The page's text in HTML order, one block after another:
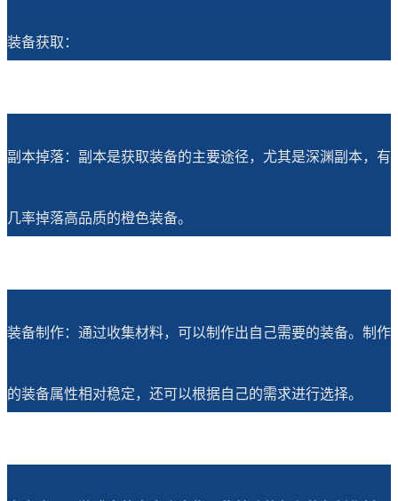
装备获取：
副本掉落：副本是获取装备的主要途径，尤其是深渊副本，有
几率掉落高品质的橙色装备。
装备制作：通过收集材料，可以制作出自己需要的装备。制作
的装备属性相对稳定，还可以根据自己的需求进行选择。